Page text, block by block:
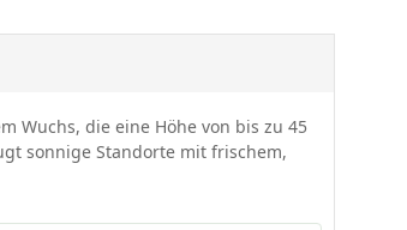
Wuchs, die eine Höhe von bis zu 45
sonnige Standorte mit frischem,